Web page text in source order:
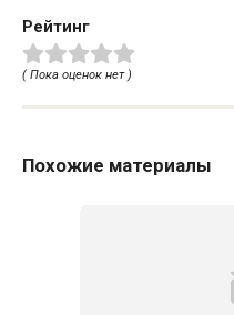
Рейтинг
( Пока оценок нет )
Похожие материалы